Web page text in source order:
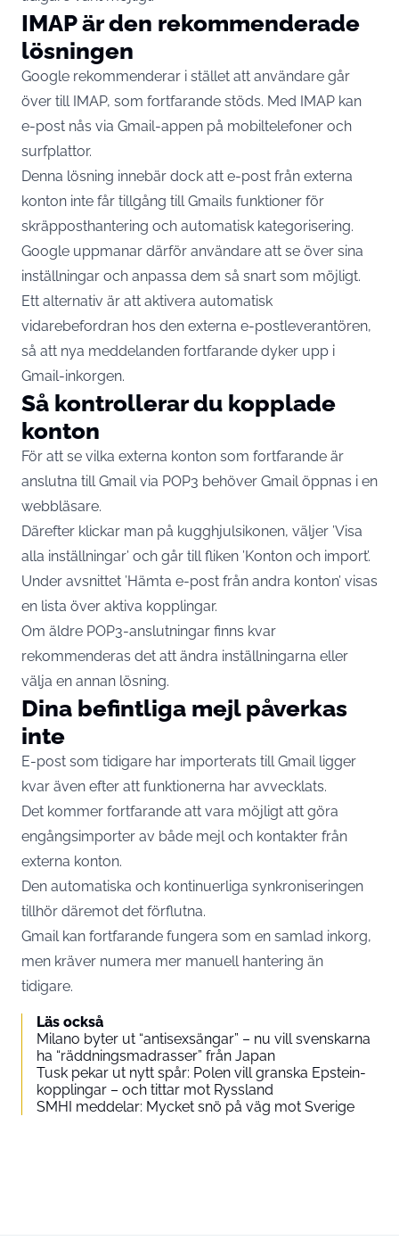
IMAP är den rekommenderade
lösningen
Google rekommenderar i stället att användare går
över till IMAP, som fortfarande stöds. Med IMAP kan
e-post nås via Gmail-appen på mobiltelefoner och
surfplattor.
Denna lösning innebär dock att e-post från externa
konton inte får tillgång till Gmails funktioner för
skräpposthantering och automatisk kategorisering.
Google uppmanar därför användare att se över sina
inställningar och anpassa dem så snart som möjligt.
Ett alternativ är att aktivera automatisk
vidarebefordran hos den externa e-postleverantören,
så att nya meddelanden fortfarande dyker upp i
Gmail-inkorgen.
Så kontrollerar du kopplade
konton
För att se vilka externa konton som fortfarande är
anslutna till Gmail via POP3 behöver Gmail öppnas i en
webbläsare.
Därefter klickar man på kugghjulsikonen, väljer ’Visa
alla inställningar’ och går till fliken ’Konton och import’.
Under avsnittet ’Hämta e-post från andra konton’ visas
en lista över aktiva kopplingar.
Om äldre POP3-anslutningar finns kvar
rekommenderas det att ändra inställningarna eller
välja en annan lösning.
Dina befintliga mejl påverkas
inte
E-post som tidigare har importerats till Gmail ligger
kvar även efter att funktionerna har avvecklats.
Det kommer fortfarande att vara möjligt att göra
engångsimporter av både mejl och kontakter från
externa konton.
Den automatiska och kontinuerliga synkroniseringen
tillhör däremot det förflutna.
Gmail kan fortfarande fungera som en samlad inkorg,
men kräver numera mer manuell hantering än
tidigare.
Läs också
Milano byter ut “antisexsängar” – nu vill svenskarna
ha “räddningsmadrasser” från Japan
Tusk pekar ut nytt spår: Polen vill granska Epstein-
kopplingar – och tittar mot Ryssland
SMHI meddelar: Mycket snö på väg mot Sverige